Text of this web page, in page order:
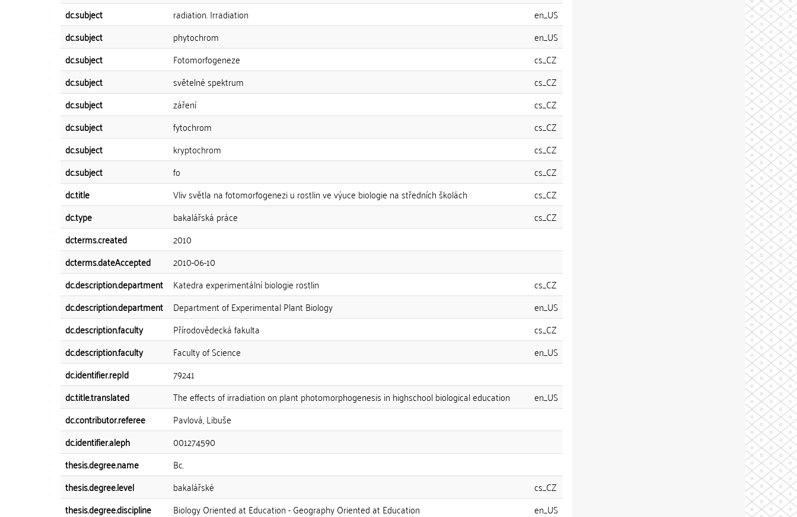
dc.subject
radiation. Irradiation
en_US
dc.subject
phytochrom
en_US
dc.subject
Fotomorfogeneze
cs_CZ
dc.subject
světelné spektrum
cs_CZ
dc.subject
záření
cs_CZ
dc.subject
fytochrom
cs_CZ
dc.subject
kryptochrom
cs_CZ
dc.subject
fo
cs_CZ
dc.title
Vliv světla na fotomorfogenezi u rostlin ve výuce biologie na středních školách
cs_CZ
dc.type
bakalářská práce
cs_CZ
dcterms.created
2010
dcterms.dateAccepted
2010-06-10
dc.description.department
Katedra experimentální biologie rostlin
cs_CZ
dc.description.department
Department of Experimental Plant Biology
en_US
dc.description.faculty
Přírodovědecká fakulta
cs_CZ
dc.description.faculty
Faculty of Science
en_US
dc.identifier.repId
79241
dc.title.translated
The effects of irradiation on plant photomorphogenesis in highschool biological education
en_US
dc.contributor.referee
Pavlová, Libuše
dc.identifier.aleph
001274590
thesis.degree.name
Bc.
thesis.degree.level
bakalářské
cs_CZ
thesis.degree.discipline
Biology Oriented at Education - Geography Oriented at Education
en_US